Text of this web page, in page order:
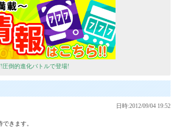
圧倒的進化バトルで登場!
日時:2012/09/04 19:52
きます。